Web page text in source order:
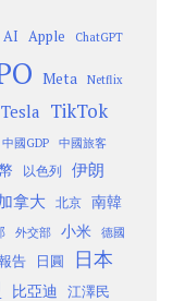
AI Apple ChatGPT
Meta Netflix
Tesla TikTok
中國GDP 中國旅客
以色列 伊朗
拿大 北京
南韓
外交部 小米 德國
告 日圓 日本
比亞迪 江澤民